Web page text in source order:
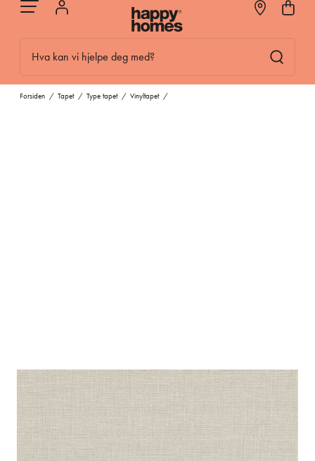
Hva kan vi hjelpe deg med?
Forsiden / Tapet / Type tapet / Vinyltapet /